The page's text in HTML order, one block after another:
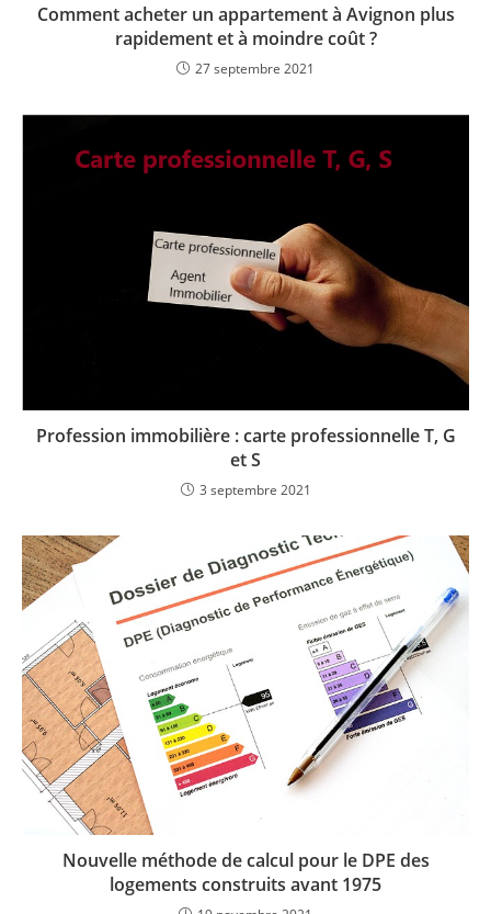
Comment acheter un appartement à Avignon plus
rapidement et à moindre coût ?
27 septembre 2021
Profession immobilière : carte professionnelle T, G
et S
3 septembre 2021
Nouvelle méthode de calcul pour le DPE des
logements construits avant 1975